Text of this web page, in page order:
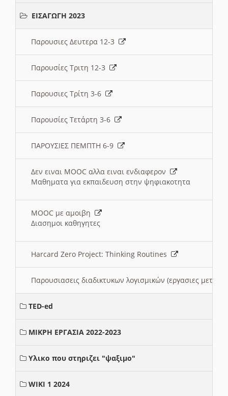
ΕΙΣΑΓΩΓΗ 2023
Παρουσιες Δευτερα 12-3
Παρουσίες Τριτη 12-3
Παρουσιες Τρίτη 3-6
Παρουσίες Τετάρτη 3-6
ΠΑΡΟΥΣΙΕΣ ΠΕΜΠΤΗ 6-9
Δεν ειναι MOOC αλλα ειναι ενδιαφερον
Μαθηματα για εκπαιδευση στην ψηφιακοτητα
MOOC με αμοιβη
Διασημοι καθηγητες
Harcard Zero Project: Thinking Routines
Παρουσιασεις διαδικτυκων λογισμικών (εργασιες
TED-ed
ΜΙΚΡΗ ΕΡΓΑΣΙΑ 2022-2023
Υλικο που στηριζει "ψαξιμο"
WIKI 1 2024